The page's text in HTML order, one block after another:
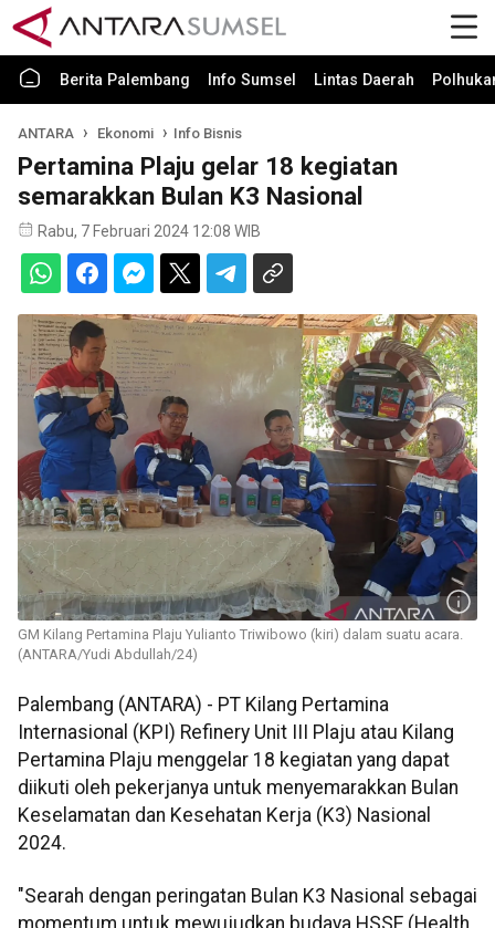
Berita Palembang Info Sumsel Lintas Daerah
ANTARA Ekonomi Info Bisnis
Pertamina Plaju gelar 18 kegiatan
semarakkan Bulan K3 Nasional
Rabu, 7 Februari 2024 12:08 WIB
GM Kilang Pertamina Plaju Yulianto Triwibowo (kiri) dalam suatu acara.
(ANTARA/Yudi Abdullah/24)
Palembang (ANTARA) - PT Kilang Pertamina
Internasional (KPI) Refinery Unit III Plaju atau Kilang
Pertamina Plaju menggelar 18 kegiatan yang dapat
diikuti oleh pekerjanya untuk menyemarakkan Bulan
Keselamatan dan Kesehatan Kerja (K3) Nasional
2024.
"Searah dengan peringatan Bulan K3 Nasional sebagai
momentum untuk mewujudkan budaya HSSE (Health